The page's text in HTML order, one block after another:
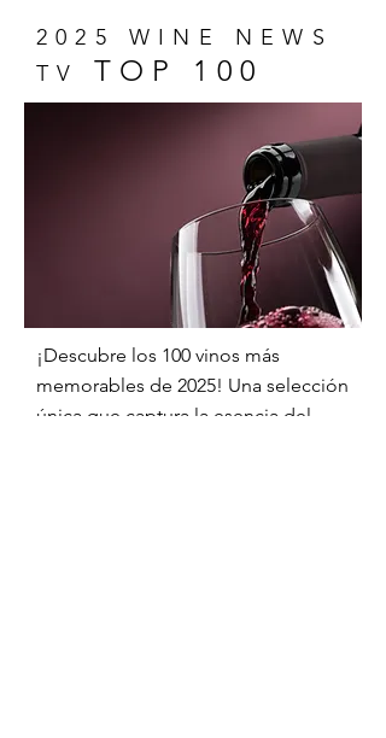
2025 WINE NEWS
TV TOP 100
¡Descubre los 100 vinos más
memorables de 2025! Una selección
única que captura la esencia del